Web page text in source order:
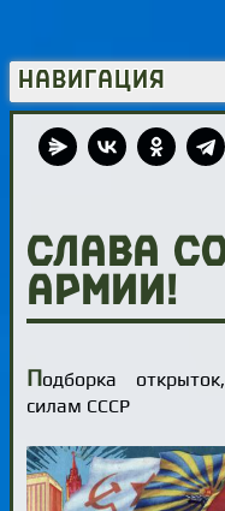
Навигация
Слава
армии!
Подборка
силам СССР